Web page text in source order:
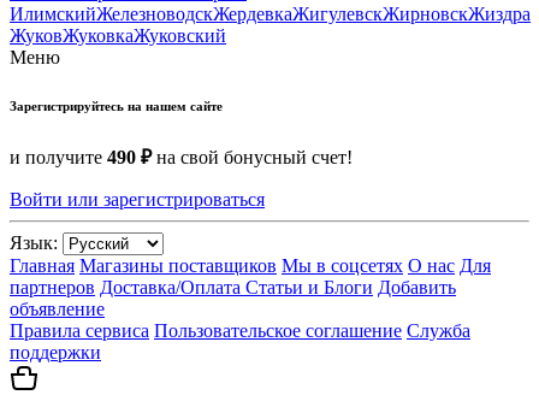
ИлимскийЖелезноводскЖердевкаЖигулевскЖирновскЖиздра
ЖуковЖуковкаЖуковский
Меню
Зарегистрируйтесь на нашем сайте
и получите 490 ₽на свой бонусный счет!
Войти или зарегистрироваться
Язык:
Главная Магазины поставщиков Мы в соцсетях О нас Для
партнеров Доставка/Оплата Статьи и Блоги Добавить
объявление
Правила сервиса Пользовательское соглашение Служба
поддержки